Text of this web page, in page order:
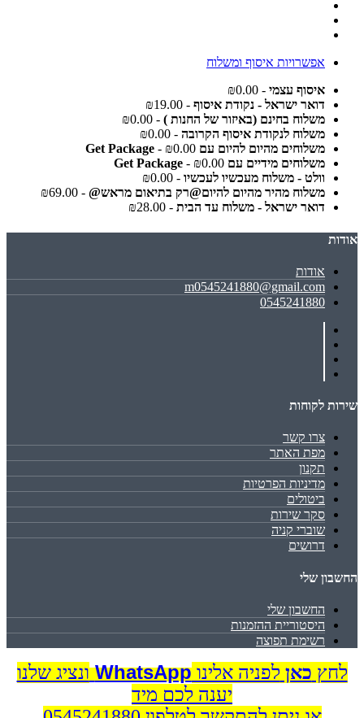
אפשרויות איסוף ומשלוח
איסוף עצמי - ₪0.00
דואר ישראל - נקודת איסוף - ₪19.00
משלוח בחינם (באיזור של החנות ) - ₪0.00
משלוח לנקודת איסוף הקרובה - ₪0.00
משלוחים מהיום להיום עם Get Package - ₪0.00
משלוחים מידיים עם Get Package - ₪0.00
וולט - משלוח מעכשיו לעכשיו - ₪0.00
משלוח מהיר מהיום להיום@רק בתיאום מראש@ - ₪69.00
דואר ישראל - משלוח עד הבית - ₪28.00
אודות
אודות
m0545241880@gmail.com
0545241880
שירות לקוחות
צרו קשר
מפת האתר
תקנון
מדיניות הפרטיות
ביטולים
סקר שירות
שוברי קניה
דרושים
החשבון שלי
החשבון שלי
היסטוריית ההזמנות
רשימת תפוצה
לחץ כאן לפניה אלינוWhatsApp ונציג שלנו
יענה לכם מיד